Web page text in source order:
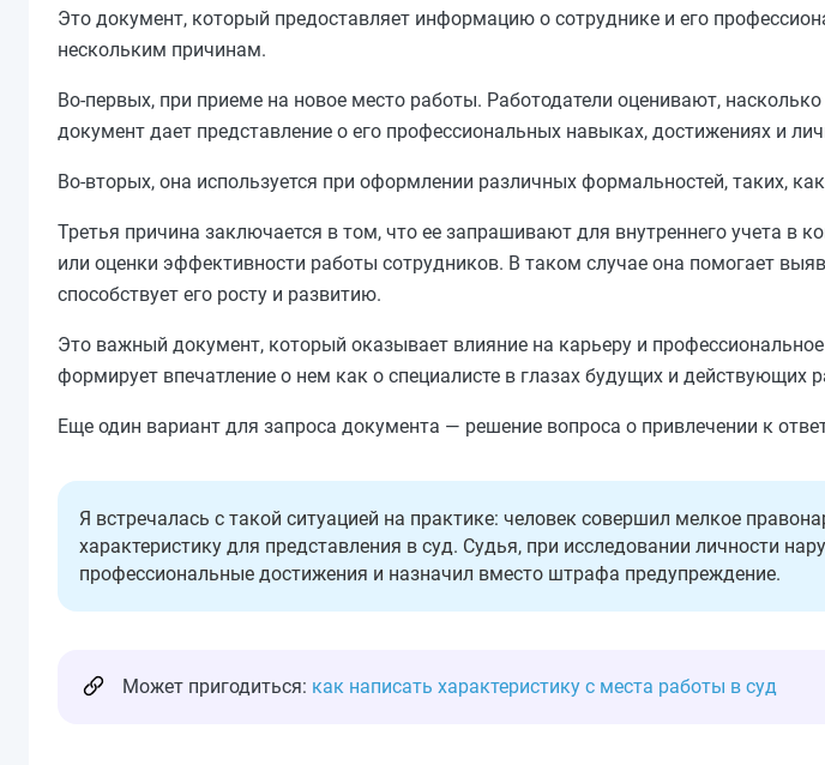
Это документ, который предоставляет информацию о сотруднике и его
нескольким причинам.
Во-первых, при приеме на новое место работы. Работодатели оценивают,
документ дает представление о его профессиональных навыках, достижениях и
Во-вторых, она используется при оформлении различных формальностей, таких,
Третья причина заключается в том, что ее запрашивают для внутреннего учета в
или оценки эффективности работы сотрудников. В таком случае она помогает
способствует его росту и развитию.
Это важный документ, который оказывает влияние на карьеру и
формирует впечатление о нем как о специалисте в глазах будущих и действующих
Еще один вариант для запроса документа — решение вопроса о привлечении к
Я встречалась с такой ситуацией на практике: человек совершил мелкое
характеристику для представления в суд. Судья, при исследовании личности
профессиональные достижения и назначил вместо штрафа предупреждение.
Может пригодиться: как написать характеристику с места работы в суд